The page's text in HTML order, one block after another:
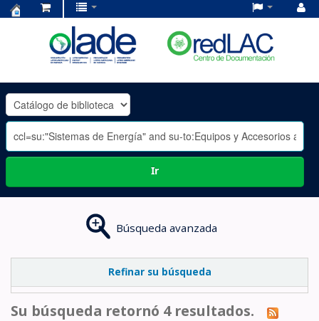
OLADE
-
Ir
Búsqueda avanzada
Refinar su búsqueda
Su búsqueda retornó 4 resultados.